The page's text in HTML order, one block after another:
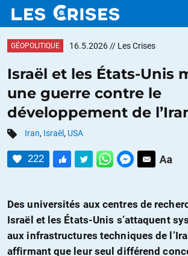
DOSSIERS
CATÉGORIES
MOTS CLÉS
CONTACTER
FAIRE UN
DON
GÉOPOLITIQUE 16.5.2026 // Les Crises
Israël et les États-Unis
une guerre contre le
développement de
Iran, Israël , USA
222
Des universités aux centres de
Israël et les États-Unis s’attaquent
aux infrastructures techniques de
affirmant que leur seul différend